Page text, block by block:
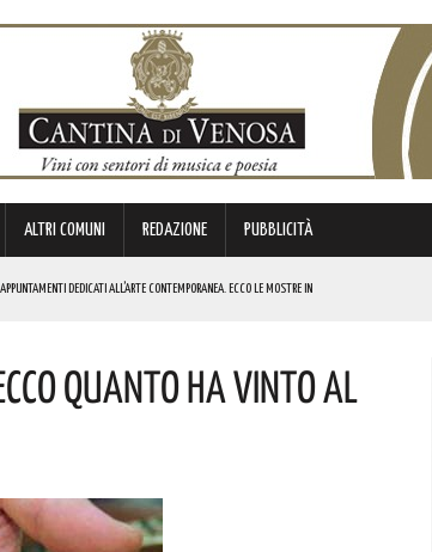
ALTRI COMUNI REDAZIONE PUBBLICITÀ
DEDICATI ALL’ARTE CONTEMPORANEA. ECCO LE MOSTRE IN
UN EMOZIONANTE VIAGGIO TRA MUSICA E PAROLE. I DETTAGLI
QUANTO HA VINTO AL